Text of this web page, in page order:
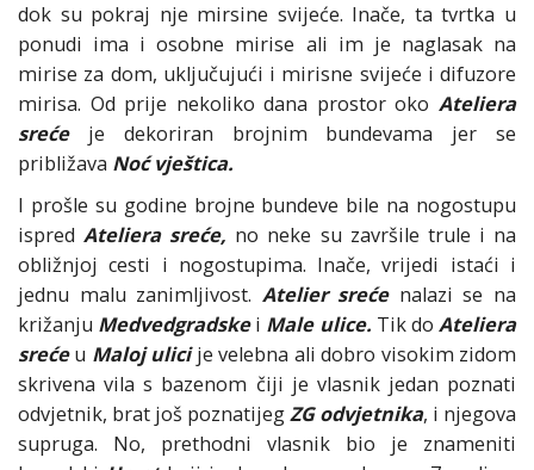
dok su pokraj nje mirsine svijeće. Inače, ta tvrtka u
ponudi ima i osobne mirise ali im je naglasak na
mirise za dom, uključujući i mirisne svijeće i difuzore
mirisa. Od prije nekoliko dana prostor oko Ateliera
srećeje dekoriran brojnim bundevama jer se
približava Noć vještica.
I prošle su godine brojne bundeve bile na nogostupu
ispredAteliera sreće, no neke su završile trule i na
obližnjoj cesti i nogostupima. Inače, vrijedi istaći i
jednu malu zanimljivost. Atelier srećenalazi se na
križanju Medvedgradskei Male ulice. Tik doAteliera
srećeu Maloj ulicije velebna ali dobro visokim zidom
skrivena vila s bazenom čiji je vlasnik jedan poznati
odvjetnik, brat još poznatijegZG odvjetnika, i njegova
supruga. No, prethodni vlasnik bio je znameniti